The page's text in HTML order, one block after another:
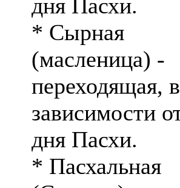
дня Пасхи.
* Сырная
(масленица) -
переходящая, в
зависимости
дня Пасхи.
* Пасхальная